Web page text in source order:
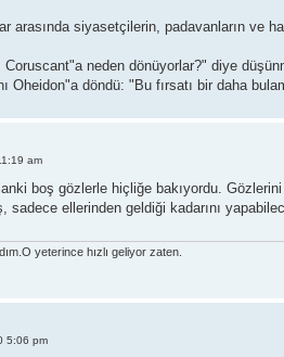
arasında siyasetçilerin, padavanların ve
neden dönüyorlar?" diye
Oheidon"a döndü: "Bu fırsatı bir daha
am
boş gözlerle hiçliğe bakıyordu.
sadece ellerinden geldiği kadarını
yeterince hızlı geliyor zaten.
5:06 pm